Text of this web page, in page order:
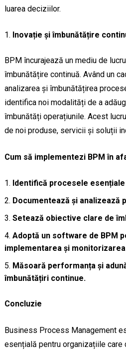
luarea deciziilor.
Inovație și îmbunătățire
BPM încurajează un mediu de
îmbunătățire continuă. Având un
analizarea și îmbunătățirea
identifica noi modalități de a
îmbunătăți operațiunile. Acest
de noi produse, servicii și soluții
Cum să implementezi BPM în
Identifică procesele
Documentează și analizează
Setează obiective clare de
Adoptă un software de BPM
implementarea și
Măsoară performanța și
îmbunătățiri continue.
Concluzie
Business Process Management
esențială pentru organizațiile